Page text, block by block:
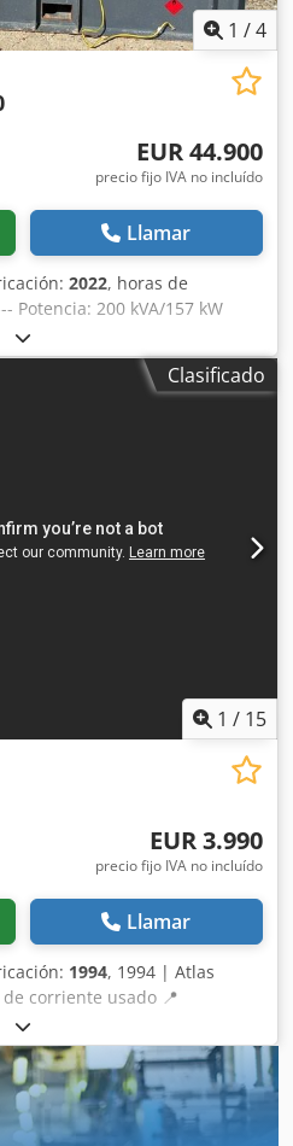
1 /4
EUR 44.900
precio fijo IVA no incluído
Llamar
2022, horas de
Potencia: 200 kVA/157 kW
litros Horas de
de fabricación: 12/2022
32-16 A + DS Interruptor
Afler
Clasificado
1 / 15
EUR 3.990
precio fijo IVA no incluído
Llamar
1994, 1994 | Atlas
corriente usado 📍
disponible en su destino –
de envíos para estimar los
ahora por 4.000 EUR o
disponible por una
Dkedsy Rukfjpfx